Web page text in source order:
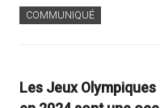
COMMUNIQUÉ
Les Jeux